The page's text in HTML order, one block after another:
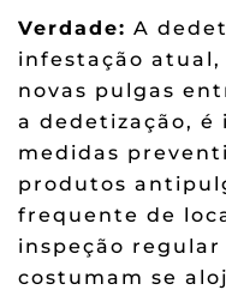
Verdade: A
infestação atual,
novas pulgas
a dedetização,
medidas
produtos
frequente de
inspeção regular
costumam se